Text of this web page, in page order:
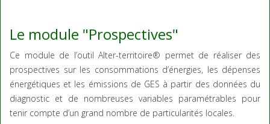
Le module "Prospectives"
Ce module de l’outil Alter-territoire® permet de réaliser des
prospectives sur les consommations d’énergies, les dépenses
énergétiques et les émissions de GES à partir des données du
diagnostic et de nombreuses variables paramétrables pour
tenir compte d’un grand nombre de particularités locales.